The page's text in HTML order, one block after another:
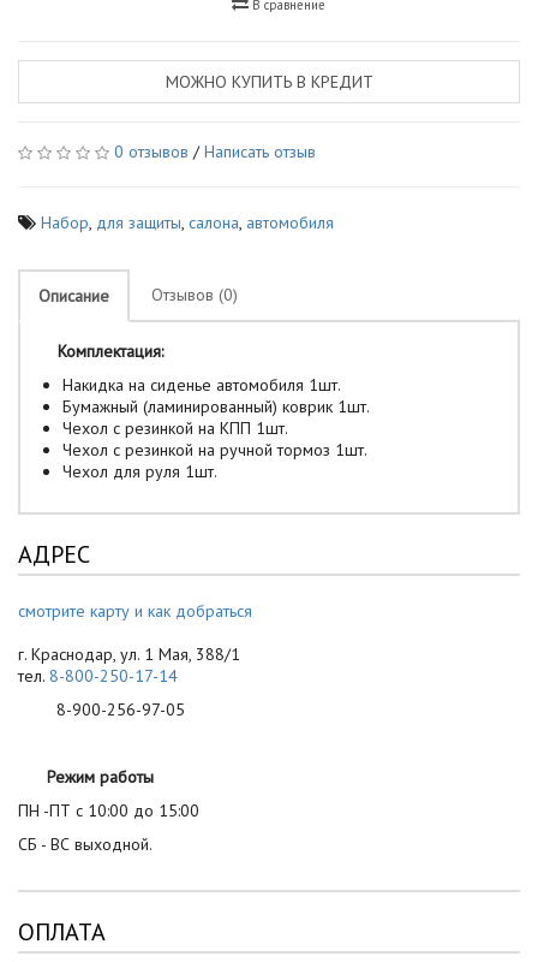
В сравнение
МОЖНО КУПИТЬ В КРЕДИТ
0 отзывов /Написать отзыв
Набор, для защиты, салона, автомобиля
Описание Отзывов (0)
Комплектация:
Накидка на сиденье автомобиля 1шт.
Бумажный (ламинированный) коврик 1шт.
Чехол с резинкой на КПП 1шт.
Чехол с резинкой на ручной тормоз 1шт.
Чехол для руля 1шт.
АДРЕС
смотрите карту и как добраться
г. Краснодар, ул. 1 Мая, 388/1
тел. 8-800-250-17-14
8-900-256-97-05
Режим работы
ПН -ПТ с 10:00 до 15:00
СБ - ВС выходной.
ОПЛАТА